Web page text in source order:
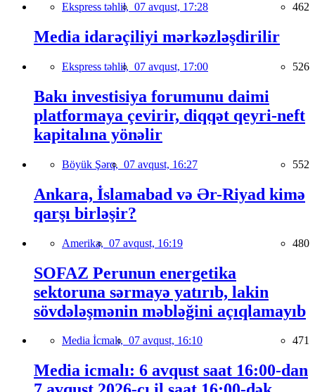
Ekspress təhlil, 07 avqust, 17:28 462
Media idarəçiliyi mərkəzləşdirilir
Ekspress təhlil, 07 avqust, 17:00 526
Bakı investisiya forumunu daimi
platformaya çevirir, diqqət qeyri-neft
kapitalına yönəlir
Böyük Şərq, 07 avqust, 16:27 552
Ankara, İslamabad və Ər-Riyad kimə
qarşı birləşir?
Amerika, 07 avqust, 16:19 480
SOFAZ Perunun energetika
sektoruna sərmayə yatırıb, lakin
sövdələşmənin məbləğini açıqlamayıb
Media İcmalı, 07 avqust, 16:10 471
Media icmalı: 6 avqust saat 16:00-dan